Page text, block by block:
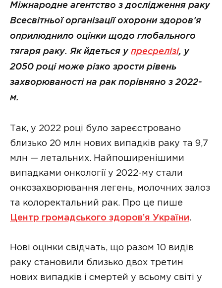
Міжнародне агентство з дослідження раку
Всесвітньої організації охорони здоров’я
оприлюднило оцінки щодо глобального
тягаря раку. Як йдеться у пресрелізі, у
2050 році може різко зрости рівень
захворюваності на рак порівняно з 2022-
м.
Так, у 2022 році було зареєстровано
близько 20 млн нових випадків раку та 9,7
млн — летальних. Найпоширенішими
випадками онкології у 2022-му стали
онкозахворювання легень, молочних залоз
та колоректальний рак. Про це пише
Центр громадського здоров’я України.
Нові оцінки свідчать, що разом 10 видів
раку становили близько двох третин
нових випадків і смертей у всьому світі у